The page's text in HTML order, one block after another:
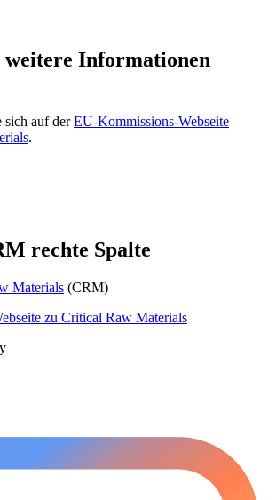
weitere Informationen
sich auf derEU-Kommissions-Webseite
.
rechte Spalte
Materials (CRM)
zu Critical Raw Materials